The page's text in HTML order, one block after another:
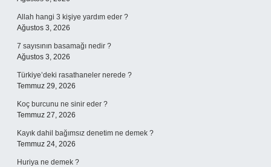
Allah hangi 3 kişiye yardım eder ?
Ağustos 3, 2026
7 sayısının basamağı nedir ?
Ağustos 3, 2026
Türkiye’deki rasathaneler nerede ?
Temmuz 29, 2026
Koç burcunu ne sinir eder ?
Temmuz 27, 2026
Kayık dahil bağımsız denetim ne demek ?
Temmuz 24, 2026
Huriya ne demek ?